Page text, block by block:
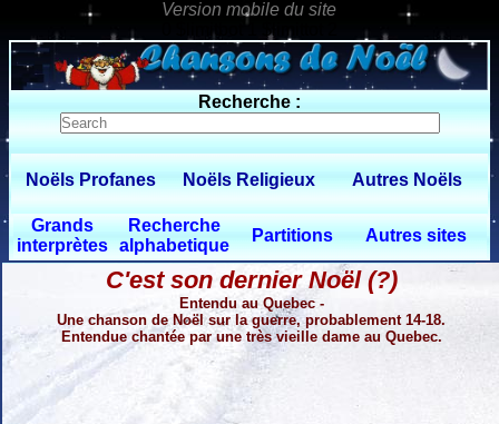
0 $limitbot 1 $limittot 2
Recherche :
Noëls Profanes Noëls Religieux Autres Noëls
Grands
interprètes
Recherche
alphabetique
Partitions Autres sites
C'est son dernier Noël (?)
Entendu au Quebec -
Une chanson de Noël sur la guerre, probablement 14-18.
Entendue chantée par une très vieille dame au Quebec.